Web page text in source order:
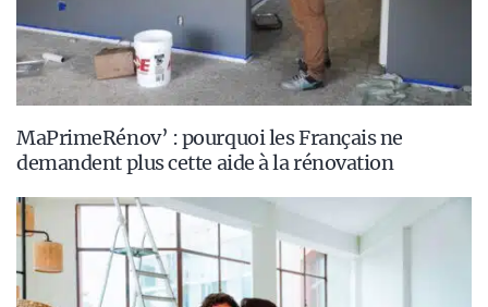
MaPrimeRénov’ : pourquoi les Français ne
demandent plus cette aide à la rénovation